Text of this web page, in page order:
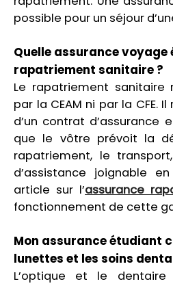
possible pour un séjour
Quelle assurance
rapatriement sanitaire ?
Le rapatriement sanitaire
par la CEAM ni par la CFE.
d’un contrat d’assurance
que le vôtre prévoit la
rapatriement, le
d’assistance joignable
article sur l’assurance
fonctionnement de cette
Mon assurance étudiant
lunettes et les soins
L’optique et le dentaire